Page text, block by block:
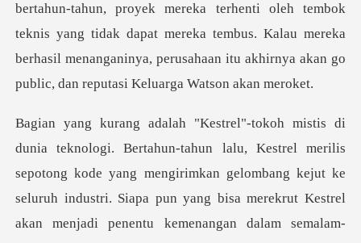
i oleh tembok
teknis yang tidak dapat mereka tembus. Kalau mereka
berhasil menanganiny
potong kode yang mengirimkan gelombang kejut ke
seluruh industri. Siapa pun yang bisa merekrut Kestrel
akan